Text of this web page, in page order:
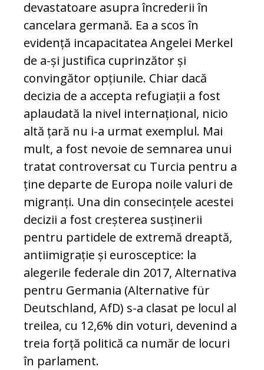
devastatoare asupra încrederii în
cancelara germană. Ea a scos în
evidență incapacitatea Angelei Merkel
de a-și justifica cuprinzător și
convingător opțiunile. Chiar dacă
decizia de a accepta refugiații a fost
aplaudată la nivel internațional, nicio
altă țară nu i-a urmat exemplul. Mai
mult, a fost nevoie de semnarea unui
tratat controversat cu Turcia pentru a
ține departe de Europa noile valuri de
migranți. Una din consecințele acestei
decizii a fost creșterea susținerii
pentru partidele de extremă dreaptă,
antiimigrație și eurosceptice: la
alegerile federale din 2017, Alternativa
pentru Germania (Alternative für
Deutschland, AfD) s-a clasat pe locul al
treilea, cu 12,6% din voturi, devenind a
treia forță politică ca număr de locuri
în parlament.